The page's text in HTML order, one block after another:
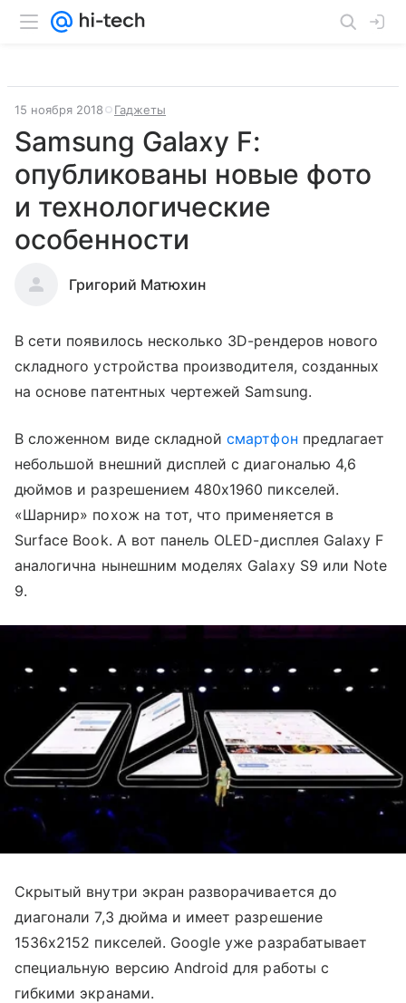
15 ноября 2018 Гаджеты
Samsung Galaxy F:
опубликованы новые фото
и технологические
особенности
Григорий Матюхин
В сети появилось несколько 3D-рендеров нового
складного устройства производителя, созданных
на основе патентных чертежей Samsung.
В сложенном виде складнойсмартфон предлагает
небольшой внешний дисплей с диагональю 4,6
дюймов и разрешением 480х1960 пикселей.
«Шарнир» похож на тот, что применяется в
Surface Book. А вот панель OLED-дисплея Galaxy F
аналогична нынешним моделях Galaxy S9 или Note
9.
Скрытый внутри экран разворачивается до
диагонали 7,3 дюйма и имеет разрешение
1536x2152 пикселей. Google уже разрабатывает
специальную версию Android для работы с
гибкими экранами.